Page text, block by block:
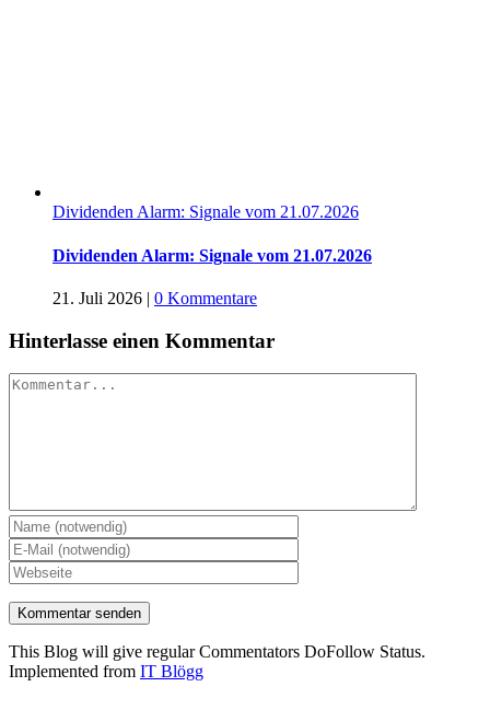
Dividenden Alarm: Signale vom 21.07.2026
Dividenden Alarm: Signale vom 21.07.2026
21. Juli 2026 | 0 Kommentare
Hinterlasse einen Kommentar
Kommentar
This Blog will give regular Commentators DoFollow Status.
Implemented from IT Blögg